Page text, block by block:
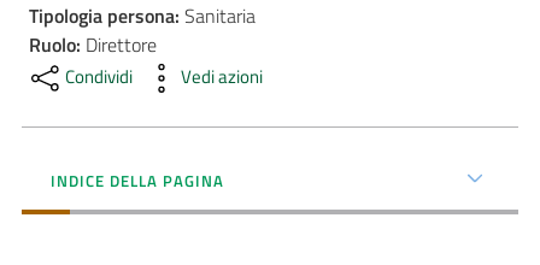
Luoghi
cura
Comunica
Tipologia persona: Sanitaria
Ruolo: Direttore
Condividi Vedi azioni
INDICE DELLA PAGINA